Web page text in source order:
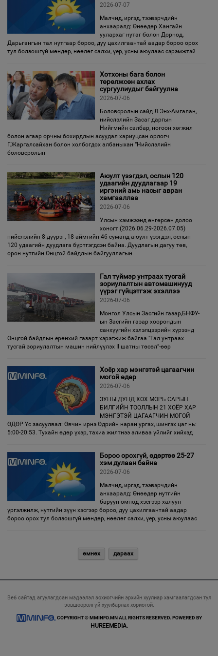
2026-07-07
Малчид, иргэд, тээвэрчдийн
анхааралд: Өнөөдөр Хангайн
уулархаг нутаг болон Дорнод,
Дарьгангын тал нутгаар бороо, дуу цахилгаантай аадар бороо орох
тул болзошгүй мөндөр, нөөлөг салхи, үер, усны аюулаас сэрэмжтэй
Хотхоны бага болон
төрөлжсөн ахлах
сургуулиудыг байгуулна
2026-07-06
Боловсролын сайд Л.Энх-Амгалан,
нийслэлийн Засаг даргын
Нийгмийн салбар, ногоон хөгжил
болон агаар орчны бохирдлын асуудал хариуцсан орлогч
Г.Жаргалсайхан болон холбогдох албаныхан “Нийслэлийн
боловсролын
Аюулт үзэгдэл, ослын 120
удаагийн дуудлагаар 19
иргэний амь насыг авран
хамгааллаа
2026-07-06
Улсын хэмжээнд өнгөрсөн долоо
хоногт (2026.06.29-2026.07.05)
нийслэлийн 8 дүүрэг, 18 аймгийн 46 суманд аюулт үзэгдэл, ослын
120 удаагийн дуудлага бүртгэгдсэн байна. Дуудлагын дагуу төв,
орон нутгийн Онцгой байдлын байгууллагын
Гал түймэр унтраах тусгай
зориулалтын автомашинууд
үүрэг гүйцэтгэж эхэллээ
2026-07-06
Монгол Улсын Засгийн газар,БНФУ-
ын Засгийн газар хоорондын
санхүүгийн хэлэлцээрийн хүрээнд
Онцгой байдлын ерөнхий газарт хэрэгжиж байгаа “Гал унтраах
тусгай зориулалтын машин нийлүүлэх II шатны төсөл”-өөр
Хоёр хар мэнгэтэй цагаагчин
могой өдөр
2026-07-06
ЗУНЫ ДУНД ХӨХ МОРЬ САРЫН
БИЛГИЙН ТООЛЛЫН 21 ХОЁР ХАР
МЭНГЭТЭЙ ЦАГААГЧИН МОГОЙ
ӨДӨР Үс засуулвал: Өвчин ирнэ Өдрийн наран ургах, шингэх цаг нь:
5:00-20:53. Тухайн өдөр үхэр, тахиа жилтнээ аливаа үйлийг хийхэд
Бороо орохгүй, өдөртөө 25-27
хэм дулаан байна
2026-07-06
Малчид, иргэд, тээвэрчдийн
анхааралд: Өнөөдөр нутгийн
баруун өмнөд хэсгээр халуун
үргэлжилж, нутгийн зүүн хэсгээр бороо, дуу цахилгаантай аадар
бороо орох тул болзошгүй мөндөр, нөөлөг салхи, үер, усны аюулаас
өмнөх дараах
Веб сайтад агуулагдсан мэдээлэл зохиогчийн эрхийн хуулиар хамгаалагдсан тул
зөвшөөрөлгүй хуулбарлах хориотой.
COPYRIGHT © MMINFO.MN ALL RIGHTS RESERVED. POWERED BY
HUREEMEDIA.